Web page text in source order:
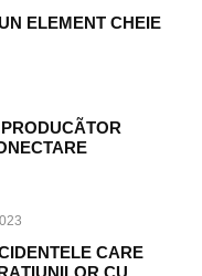
ELEMENT CHEIE
CARE
CU